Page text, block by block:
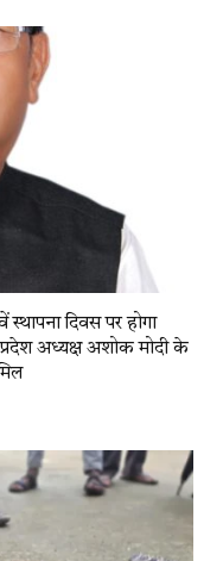
दिवस पर होगा
अध्यक्ष अशोक मोदी के